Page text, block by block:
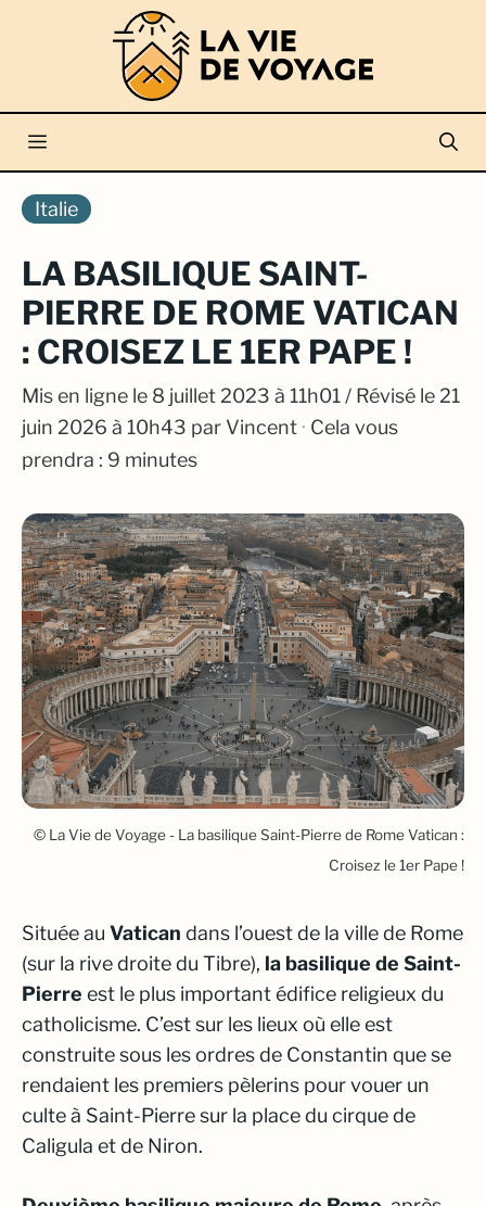
Menu
Italie
LA BASILIQUE SAINT-
PIERRE DE ROME VATICAN
: CROISEZ LE 1ER PAPE !
Mis en ligne le 8 juillet 2023 à 11h01 / Révisé le 21
juin 2026 à 10h43 par Vincent · Cela vous
prendra : 9 minutes
© La Vie de Voyage - La basilique Saint-Pierre de Rome Vatican :
Croisez le 1er Pape !
Située au Vatican dans l’ouest de la ville de Rome
(sur la rive droite du Tibre), la basilique de Saint-
Pierre est le plus important édifice religieux du
catholicisme. C’est sur les lieux où elle est
construite sous les ordres de Constantin que se
rendaient les premiers pèlerins pour vouer un
culte à Saint-Pierre sur la place du cirque de
Caligula et de Niron.